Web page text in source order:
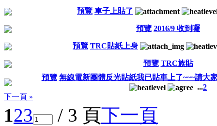
預覽 車子上貼了
預覽 2016/9 收到囉
預覽 TRC貼紙上身
預覽 TRC族貼
預覽 無線電新團體反光貼紙我已貼車上了~~~請大
...2
下一頁 »
123 / 3 頁下一頁